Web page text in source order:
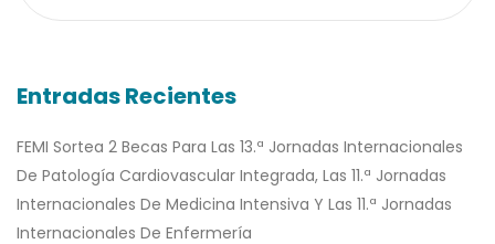
Entradas Recientes
FEMI Sortea 2 Becas Para Las 13.ª Jornadas Internacionales
De Patología Cardiovascular Integrada, Las 11.ª Jornadas
Internacionales De Medicina Intensiva Y Las 11.ª Jornadas
Internacionales De Enfermería